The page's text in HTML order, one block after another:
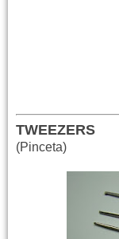
TWEEZERS
(Pinceta)